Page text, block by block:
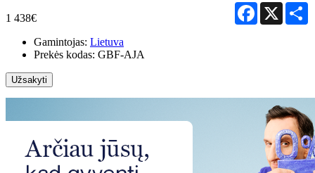
1 438€
Facebook
X
Gamintojas: Lietuva
Prekės kodas: GBF-AJA
Užsakyti